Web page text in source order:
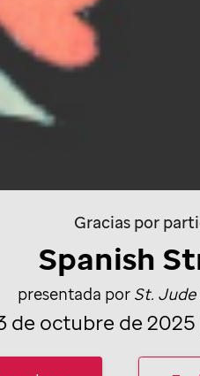
Gracias por
Spanish
presentada por St. Jude
de octubre de